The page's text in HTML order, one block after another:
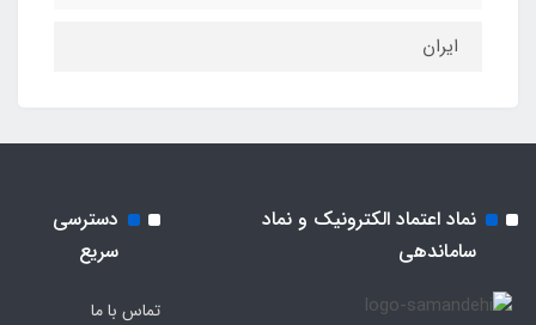
ایران
نماد اعتماد الکترونیک و نماد
ساماندهی
دسترسی
سریع
تماس با ما